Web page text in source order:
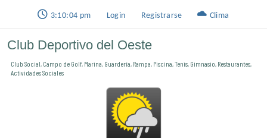
contenido
3:10:05 pm Login Registrarse Clima
Club Deportivo del Oeste
Club Social, Campo de Golf, Marina, Guardería, Rampa, Piscina, Tenis, Gimnasio, Restaurantes,
Actividades Sociales